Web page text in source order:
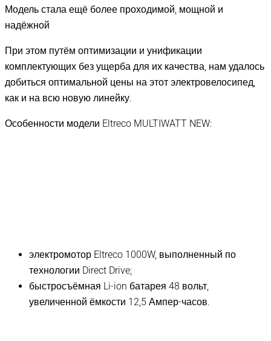
Модель стала ещё более проходимой, мощной и
надёжной
При этом путём оптимизации и унификации
комплектующих без ущерба для их качества, нам удалось
добиться оптимальной цены на этот электровелосипед,
как и на всю новую линейку.
Особенности модели Eltreco MULTIWATT NEW:
электромотор Eltreco 1000W, выполненный по
технологии Direct Drive;
быстросъёмная Li-ion батарея 48 вольт,
увеличенной ёмкости 12,5 Ампер-часов.